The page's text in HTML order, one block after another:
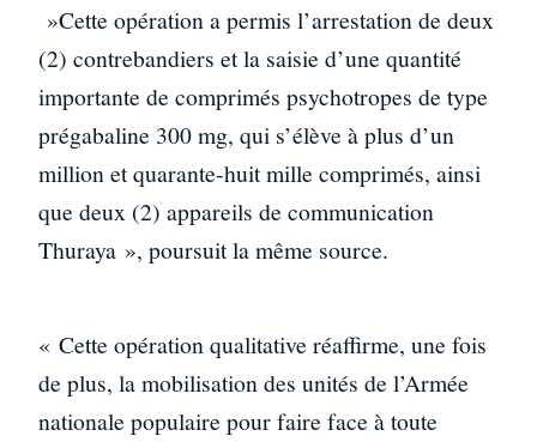
»Cette opération a permis l’arrestation de deux
(2) contrebandiers et la saisie d’une quantité
importante de comprimés psychotropes de type
prégabaline 300 mg, qui s’élève à plus d’un
million et quarante-huit mille comprimés, ainsi
que deux (2) appareils de communication
Thuraya », poursuit la même source.
« Cette opération qualitative réaffirme, une fois
de plus, la mobilisation des unités de l’Armée
nationale populaire pour faire face à toute